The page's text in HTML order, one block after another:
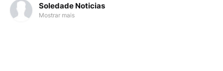
Soledade Noticias
Mostrar mais